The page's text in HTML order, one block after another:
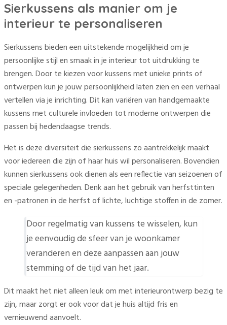
Sierkussens als manier om je
interieur te personaliseren
Sierkussens bieden een uitstekende mogelijkheid om je
persoonlijke stijl en smaak in je interieur tot uitdrukking te
brengen. Door te kiezen voor kussens met unieke prints of
ontwerpen kun je jouw persoonlijkheid laten zien en een verhaal
vertellen via je inrichting. Dit kan variëren van handgemaakte
kussens met culturele invloeden tot moderne ontwerpen die
passen bij hedendaagse trends.
Het is deze diversiteit die sierkussens zo aantrekkelijk maakt
voor iedereen die zijn of haar huis wil personaliseren. Bovendien
kunnen sierkussens ook dienen als een reflectie van seizoenen of
speciale gelegenheden. Denk aan het gebruik van herfsttinten
en -patronen in de herfst of lichte, luchtige stoffen in de zomer.
Door regelmatig van kussens te wisselen, kun
je eenvoudig de sfeer van je woonkamer
veranderen en deze aanpassen aan jouw
stemming of de tijd van het jaar.
Dit maakt het niet alleen leuk om met interieurontwerp bezig te
zijn, maar zorgt er ook voor dat je huis altijd fris en
vernieuwend aanvoelt.